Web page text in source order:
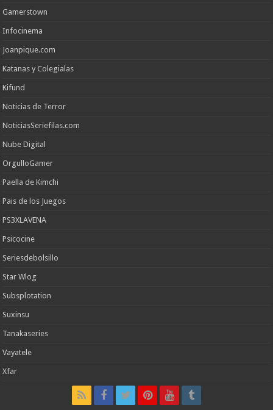
Gamerstown
Infocinema
Joanpique.com
Katanas y Colegialas
Kifund
Noticias de Terror
NoticiasSeriefilas.com
Nube Digital
OrgulloGamer
Paella de Kimchi
Pais de los Juegos
PS3XLAVENA
Psicocine
Seriesdebolsillo
Star Wlog
Subsplotation
Suxinsu
Tanakaseries
Vayatele
Xfar